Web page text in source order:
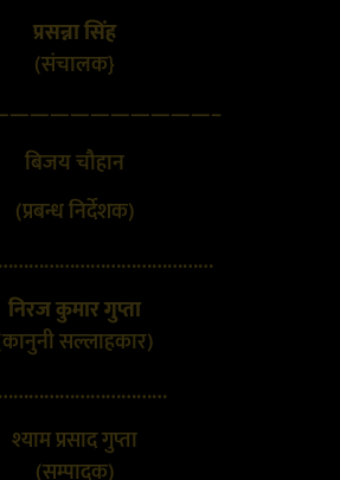
प्रसन्ना सिंह
(संचालक}
बिजय चौहान
(प्रबन्ध निर्देशक)
निरज कुमार गुप्ता
सल्लाहकार)
श्याम प्रसाद गुप्ता
(सम्पादक)